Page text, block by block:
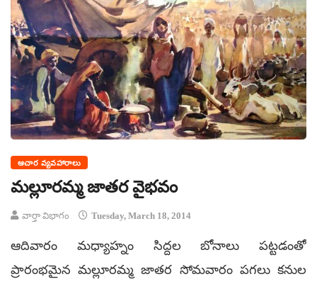
ఆచార వ్యవహారాలు
మల్లూరమ్మ జాతర వైభవం
వార్తా విభాగం Tuesday, March 18, 2014
ఆదివారం మధ్యాహ్నం సిద్దల బోనాలు పట్టడంతో
ప్రారంభమైన మల్లూరమ్మ జాతర సోమవారం పగలు కనుల